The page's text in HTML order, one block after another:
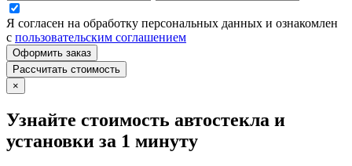
Я согласен на обработку персональных данных и ознакомлен
с пользовательским соглашением
Оформить заказ
Рассчитать стоимость
×
Узнайте стоимость автостекла и
установки за 1 минуту